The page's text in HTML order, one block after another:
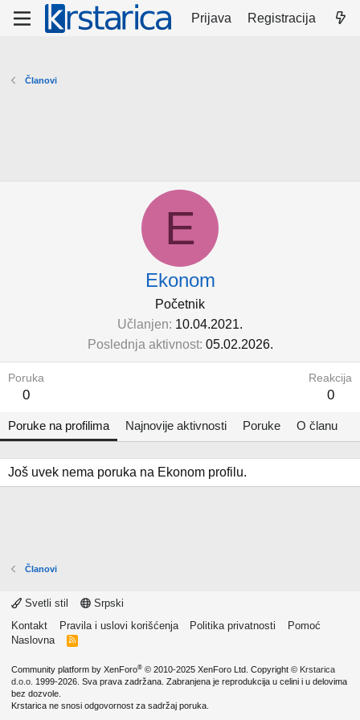
Prijava Registracija
Članovi
E
Ekonom
Početnik
Učlanjen 10.04.2021.
Poslednja aktivnost 05.02.2026.
Poruka
0
Reakcija
0
Poruke na profilima Najnovije aktivnosti Poruke O članu
Još uvek nema poruka na Ekonom profilu.
Članovi
Svetli stil
Srpski
Kontakt
Pravila i uslovi korišćenja Politika privatnosti
Pomoć
Naslovna
R
Community platform by XenForo® © 2010-2025 XenForo Ltd. Copyright © Krstarica
d.o.o. 1999-2026. Sva prava zadržana. Zabranjena je reprodukcija u celini i u delovima
bez dozvole.
Krstarica ne snosi odgovornost za sadržaj poruka.